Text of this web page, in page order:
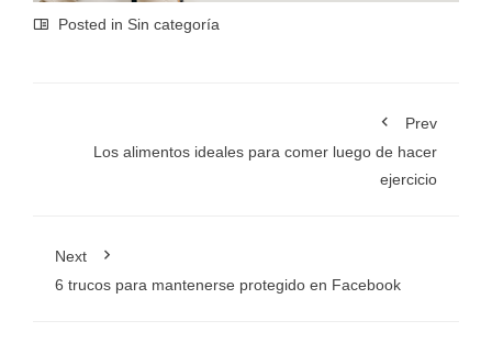
Posted in Sin categoría
Prev
Los alimentos ideales para comer luego de hacer
ejercicio
Next
6 trucos para mantenerse protegido en Facebook